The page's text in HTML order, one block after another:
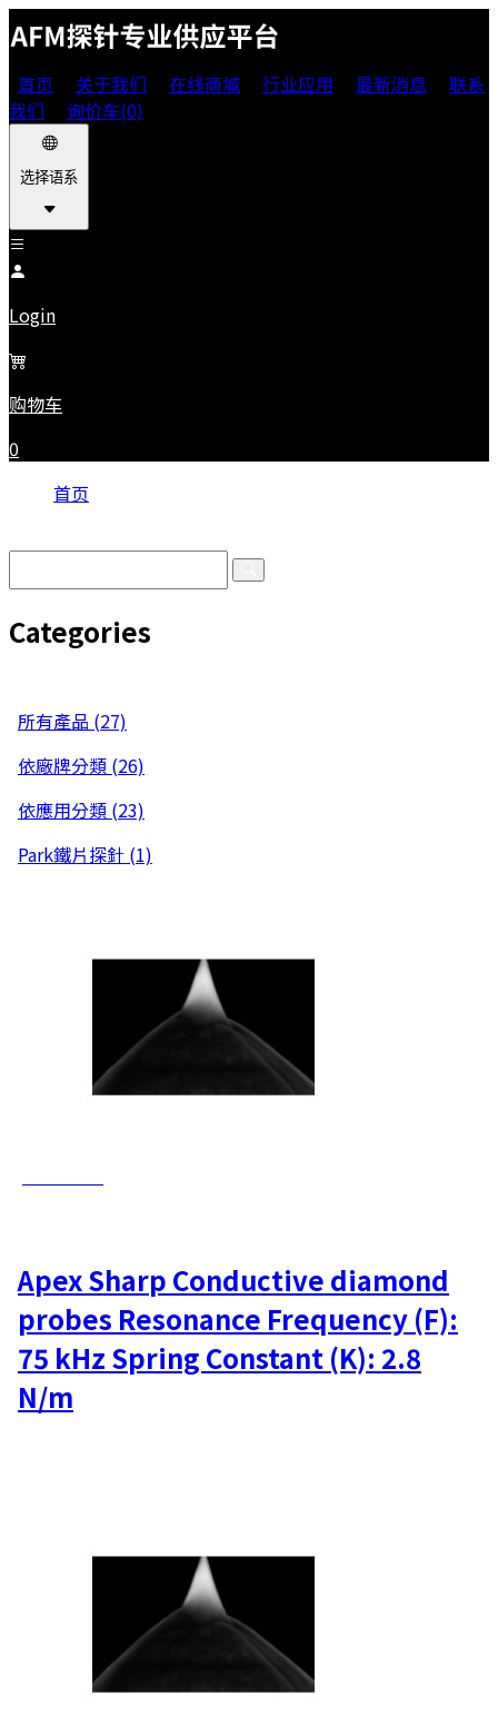
首页 关于我们 在线商城 行业应用 最新消息
联系
我们
询价车(0)
选择语系
Login
购物车
0
首页
Categories
所有產品 (27)
依廠牌分類 (26)
依應用分類 (23)
Park鐵片探針 (1)
Apex Sharp Conductive diamond
probes Resonance Frequency (F):
75 kHz Spring Constant (K): 2.8
N/m